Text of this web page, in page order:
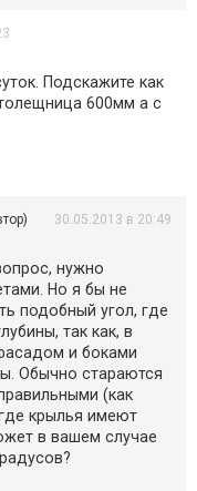
Подскажите как
600мм а с
30.05.2013 в 20:49
нужно
Но я бы не
подобный угол, где
так как, в
и боками
Обычно стараются
(как
крылья имеют
в вашем случае